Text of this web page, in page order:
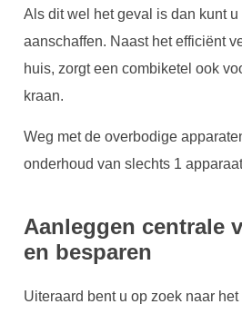
Als dit wel het geval is dan kunt u
aanschaffen. Naast het efficiënt
huis, zorgt een combiketel ook
kraan.
Weg met de overbodige
onderhoud van slechts 1
Aanleggen centrale
en besparen
Uiteraard bent u op zoek naar